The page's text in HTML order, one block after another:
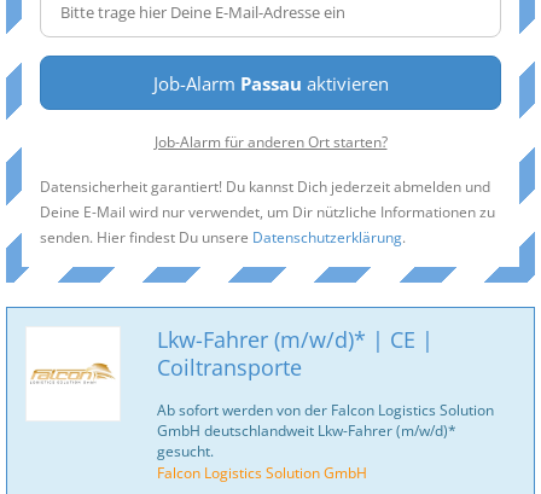
Job-Alarm Passau aktivieren
Job-Alarm für anderen Ort starten?
Datensicherheit garantiert! Du kannst Dich jederzeit abmelden und
Deine E-Mail wird nur verwendet, um Dir nützliche Informationen zu
senden. Hier findest Du unsere Datenschutzerklärung.
Lkw-Fahrer (m/w/d)* | CE |
Coiltransporte
Ab sofort werden von der Falcon Logistics Solution
GmbH deutschlandweit Lkw-Fahrer (m/w/d)*
gesucht.
Falcon Logistics Solution GmbH